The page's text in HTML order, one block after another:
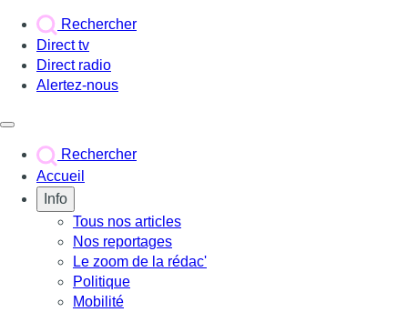
Rechercher
Direct tv
Direct radio
Alertez-nous
Rechercher
Accueil
Info
Tous nos articles
Nos reportages
Le zoom de la rédac'
Politique
Mobilité